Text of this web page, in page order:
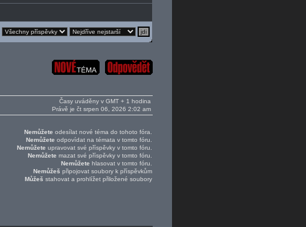
Časy uváděny v GMT + 1 hodina
Právě je čt srpen 06, 2026 2:02 am
Nemůžete odesílat nové téma do tohoto fóra.
Nemůžete odpovídat na témata v tomto fóru.
Nemůžete upravovat své příspěvky v tomto fóru.
Nemůžete mazat své příspěvky v tomto fóru.
Nemůžete hlasovat v tomto fóru.
Nemůžeš připojovat soubory k příspěvkům
Můžeš stahovat a prohlížet přiložené soubory